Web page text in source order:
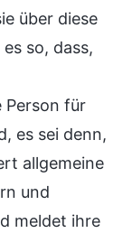
über diese
so, dass,
Person für
es sei denn,
allgemeine
und
meldet ihre